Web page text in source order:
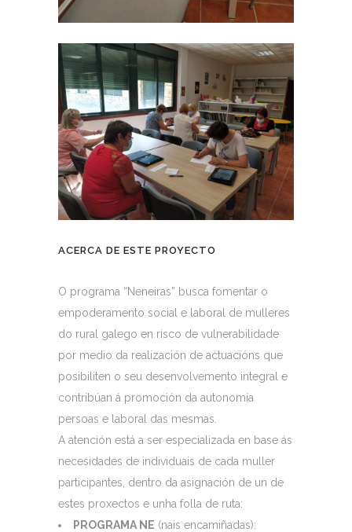
ACERCA DE ESTE PROYECTO
O programa “Neneiras” busca fomentar o
empoderamento social e laboral de mulleres
do rural galego en risco de vulnerabilidade
por medio da realización de actuacións que
posibiliten o seu desenvolvemento integral e
contribúan á promoción da autonomía
persoas e laboral das mesmas.
A atención está a ser especializada en base ás
necesidades de individuais de cada muller
participantes, dentro da asignación de un de
estes proxectos e unha folla de ruta:
PROGRAMA NE (nais encamiñadas):